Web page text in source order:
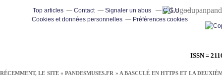
ISSN =
RÉCEMMENT, LE SITE « PANDESMUSES.FR » A BASCULÉ EN HTTPS ET LA
Top articles Contact Signaler un abus
C.G.U.
Cookies et données personnelles
Préférences cookies